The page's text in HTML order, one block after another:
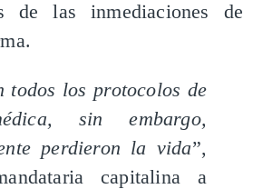
de las inmediaciones de
todos los protocolos de
sin embargo,
perdieron la vida”,
capitalina a